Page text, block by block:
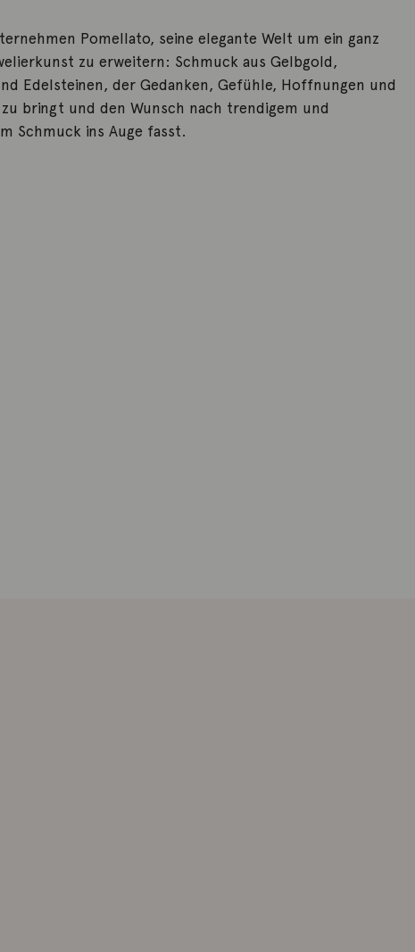
Pomellato, seine elegante Welt um ein ganz
zu erweitern: Schmuck aus Gelbgold,
Edelsteinen, der Gedanken, Gefühle, Hoffnungen und
bringt und den Wunsch nach trendigem und
Schmuck ins Auge fasst.